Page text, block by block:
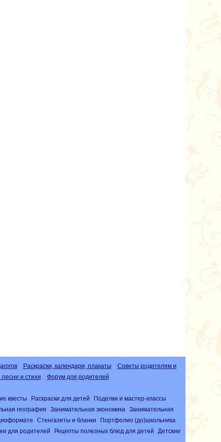
Раскраски, календари, плакаты
Советы родителям и
и стихи
Форум для родителей
квесты Раскраски для детей
Поделки и мастер-классы
география
Занимательная экономика
Занимательная
Стенгазеты и бланки
Портфолио (до)школьника
для родителей
Рецепты полезных блюд для детей Детские